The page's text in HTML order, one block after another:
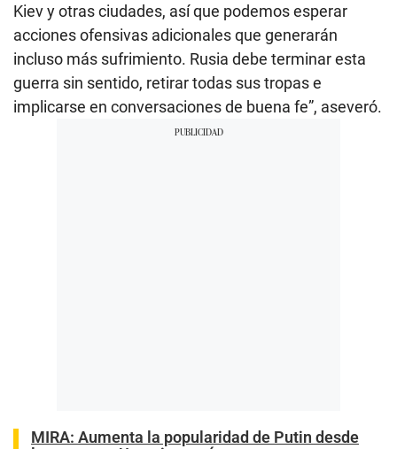
Kiev y otras ciudades, así que podemos esperar
acciones ofensivas adicionales que generarán
incluso más sufrimiento. Rusia debe terminar esta
guerra sin sentido, retirar todas sus tropas e
implicarse en conversaciones de buena fe”, aseveró.
MIRA: Aumenta la popularidad de Putin desde